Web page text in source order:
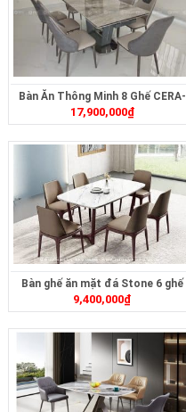
Bàn Ăn Thông Minh 8 Ghế CERA-
C314
17,900,000₫
Bàn ghế ăn mặt đá Stone 6 ghế
9,400,000₫